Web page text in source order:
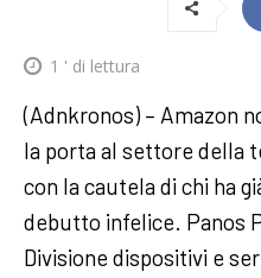
1 ' di lettura
(Adnkronos) – Amazon
la porta al settore della
con la cautela di chi ha
debutto infelice. Panos
Divisione dispositivi e